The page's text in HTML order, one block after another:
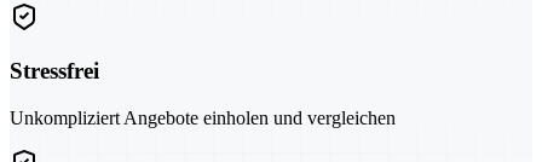
Stressfrei
Unkompliziert Angebote einholen und vergleichen